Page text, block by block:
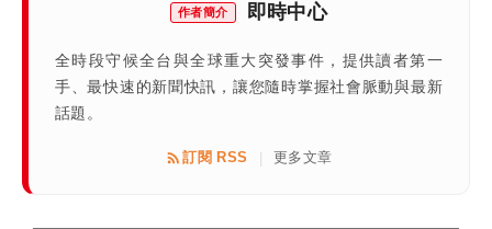
作者簡介 即時中心
全時段守候全台與全球重大突發事件，提供讀者第一
手、最快速的新聞快訊，讓您隨時掌握社會脈動與最新
話題。
訂閱 RSS | 更多文章